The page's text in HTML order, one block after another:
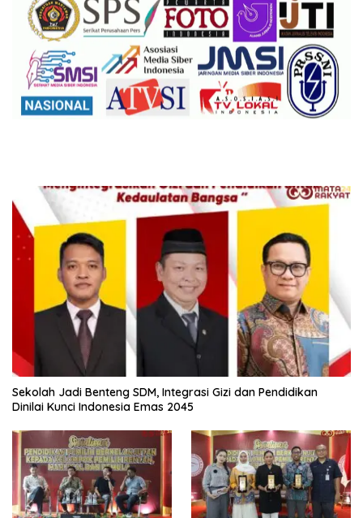
Sekolah Jadi Benteng SDM, Integrasi Gizi dan Pendidikan
Dinilai Kunci Indonesia Emas 2045